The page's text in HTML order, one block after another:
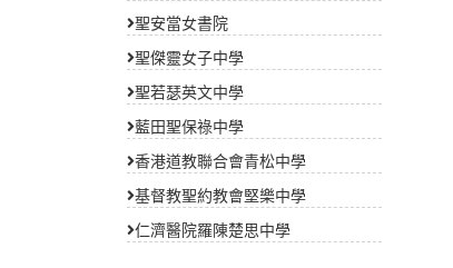
聖安當女書院
聖傑靈女子中學
聖若瑟英文中學
藍田聖保祿中學
香港道教聯合會青松中學
基督教聖約教會堅樂中學
仁濟醫院羅陳楚思中學